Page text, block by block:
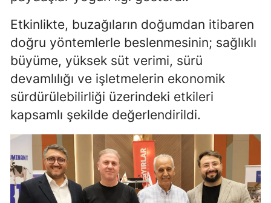
Kırşehir
Kocaeli
Kütahya
Malatya
Kahramanmaraş
Mardin
Etkinlikte, buzağıların doğumdan itibaren
doğru yöntemlerle beslenmesinin; sağlıklı
büyüme, yüksek süt verimi, sürü
devamlılığı ve işletmelerin ekonomik
sürdürülebilirliği üzerindeki etkileri
kapsamlı şekilde değerlendirildi.